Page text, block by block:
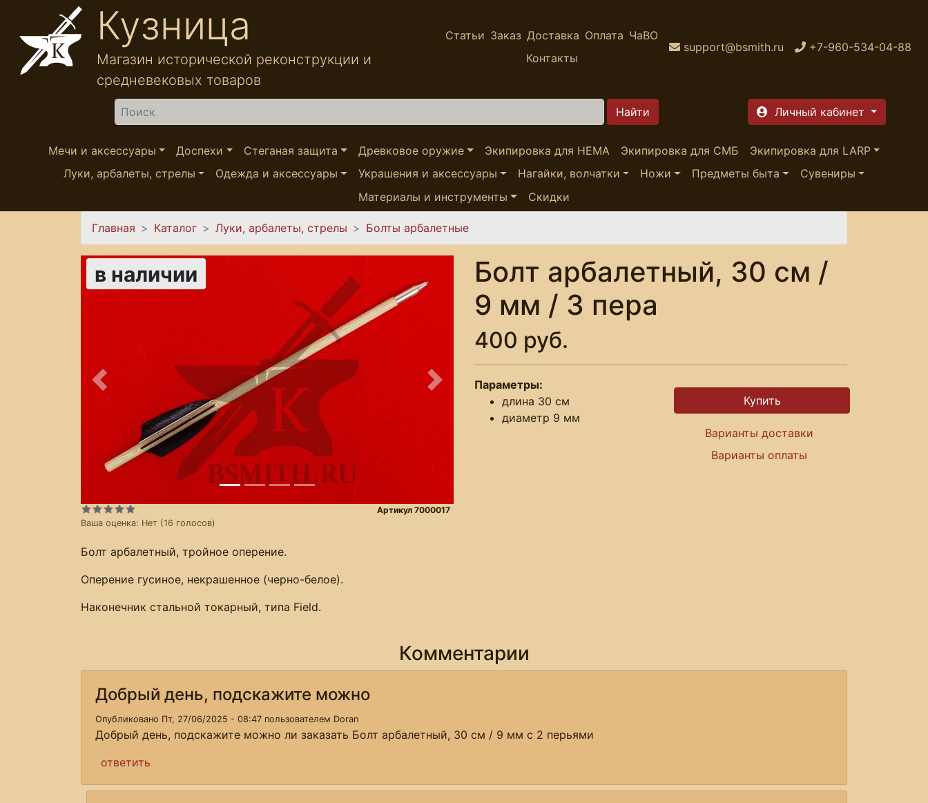
Перейти к основному содержанию
Кузница
Магазин исторической реконструкции и
средневековых товаров
Статьи Заказ Доставка Оплата ЧаВО
Контакты
support@bsmith.ru +7-960-534-04-88
Найти Личный кабинет
Мечи и аксессуары Доспехи Стеганая защита Древковое оружие Экипировка для HEMA Экипировка для СМБ
Экипировка для LARP
Луки, арбалеты, стрелы
Одежда и аксессуары Украшения и аксессуары Нагайки, волчатки Ножи Предметы быта
Сувениры
Материалы и инструменты
Скидки
Вы здесь
Главная Каталог Луки, арбалеты, стрелы Болты арбалетные
в наличии
Предыдущее Следующее
Ваша оценка: Нет (16 голосов)
Артикул 7000017
Болт арбалетный, 30 см /
9 мм / 3 пера
400 руб.
Параметры:
длина 30 см
диаметр 9 мм
Варианты доставки
Варианты оплаты
Болт арбалетный, тройное оперение.
Оперение гусиное, некрашенное (черно-белое).
Наконечник стальной токарный, типа Field.
Комментарии
Добрый день, подскажите можно
Опубликовано Пт, 27/06/2025 - 08:47 пользователем Doran
Добрый день, подскажите можно ли заказать Болт арбалетный, 30 см / 9 мм с 2 перьями
ответить